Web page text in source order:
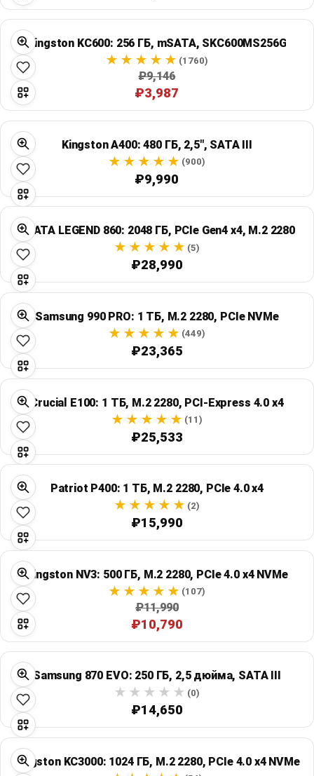
Kingston KC600: 256 ГБ, mSATA, SKC600MS256G
(1760)
₽9,146
₽3,987
Kingston A400: 480 ГБ, 2,5", SATA III
(900)
₽9,990
ADATA LEGEND 860: 2048 ГБ, PCIe Gen4 x4, M.2 2280
(5)
₽28,990
Samsung 990 PRO: 1 ТБ, M.2 2280, PCIe NVMe
(449)
₽23,365
Crucial E100: 1 ТБ, M.2 2280, PCI-Express 4.0 x4
(11)
₽25,533
Patriot P400: 1 ТБ, M.2 2280, PCIe 4.0 x4
(2)
₽15,990
Kingston NV3: 500 ГБ, M.2 2280, PCIe 4.0 x4 NVMe
(107)
₽11,990
₽10,790
Samsung 870 EVO: 250 ГБ, 2,5 дюйма, SATA III
(0)
₽14,650
Kingston KC3000: 1024 ГБ, M.2 2280, PCIe 4.0 x4 NVMe